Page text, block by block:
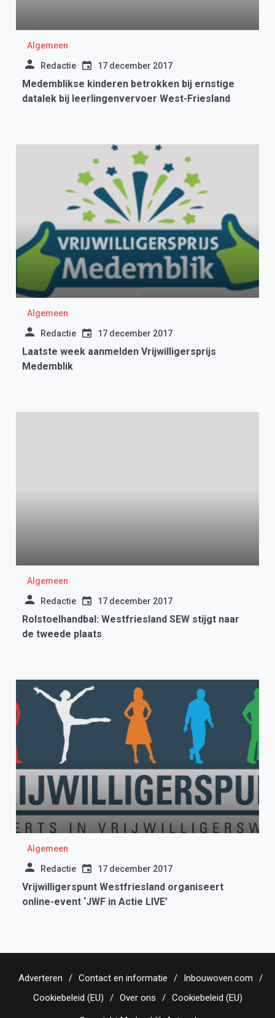
Algemeen
Redactie 17 december 2017
Medemblikse kinderen betrokken bij ernstige
datalek bij leerlingenvervoer West-Friesland
Algemeen
Redactie 17 december 2017
Laatste week aanmelden Vrijwilligersprijs
Medemblik
Algemeen
Redactie 17 december 2017
Rolstoelhandbal: Westfriesland SEW stijgt naar
de tweede plaats
Algemeen
Redactie 17 december 2017
Vrijwilligerspunt Westfriesland organiseert
online-event ‘JWF in Actie LIVE’
Adverteren Contact en informatie
Inbouwoven.com
Cookiebeleid (EU)
Over ons Cookiebeleid (EU)